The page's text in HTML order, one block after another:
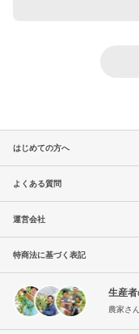
はじめての方へ
よくある質問
運営会社
特商法に基づく表記
生産
農家さ